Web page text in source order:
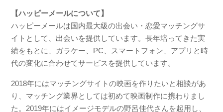
【ハッピーメールについて】
ハッピーメールは国内最大級の出会い・恋愛マッチングサ
イトとして、出会いを提供しています。長年培ってきた実
績をもとに、ガラケー、PC、スマートフォン、アプリと時
代の変化に合わせてサービスを提供しています。
2018年にはマッチングサイトの映画を作りたいと相談があ
り、マッチング業界としては初めて映画制作に携わりまし
た。2019年にはイメージモデルの野呂佳代さんを起用し、